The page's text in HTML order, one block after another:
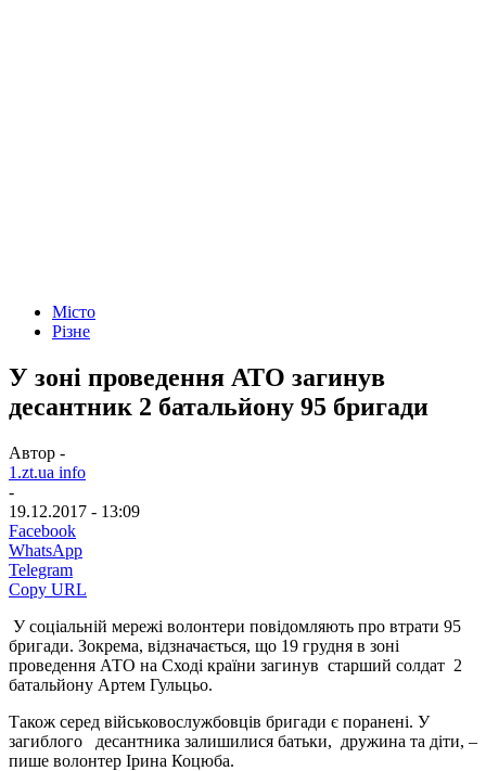
Місто
Різне
У зоні проведення АТО загинув
десантник 2 батальйону 95 бригади
Автор -
1.zt.ua info
-
19.12.2017 - 13:09
Facebook
WhatsApp
Telegram
Copy URL
У соціальній мережі волонтери повідомляють про втрати 95
бригади. Зокрема, відзначається, що 19 грудня в зоні
проведення АТО на Сході країни загинув старший солдат 2
батальйону Артем Гульцьо.
Також серед військовослужбовців бригади є поранені. У
загиблого десантника залишилися батьки, дружина та діти, –
пише волонтер Ірина Коцюба.